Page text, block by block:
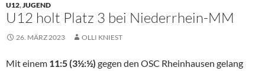
U12,JUGEND
U12 holt Platz 3 bei Niederrhein-MM
26. MÄRZ 2023 OLLI KNIEST
Mit einem 11:5 (3½:½) gegen den OSC Rheinhausen gelang